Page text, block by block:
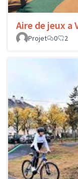
Aire de jeux a
Projet
0 2